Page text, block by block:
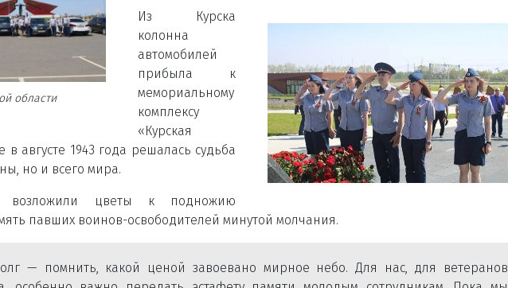
области
Из Курска
колонна
автомобилей
прибыла к
мемориальному
комплексу
«Курская
августе 1943 года решалась судьба
но и всего мира.
возложили цветы к подножию
павших воинов-освободителей минутой молчания.
— помнить, какой ценой завоевано мирное небо. Для нас, для ветеранов